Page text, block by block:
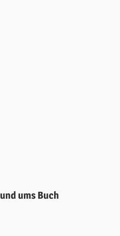
ums Buch